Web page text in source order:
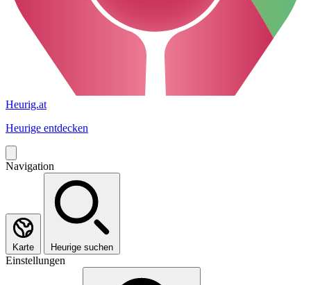
Heurig.at
Heurige entdecken
Navigation
Karte Heurige suchen
Einstellungen